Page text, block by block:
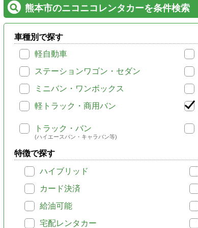
熊本市のニコニコレンタカーを条件検索
車種別で探す
軽自動車
ステーションワゴン・セダン
ミニバン・ワンボックス
軽トラック・商用バン
トラック・バン
(ハイエースバン・キャラバン等)
特徴で探す
ハイブリッド
カード決済
給油可能
宅配レンタカー